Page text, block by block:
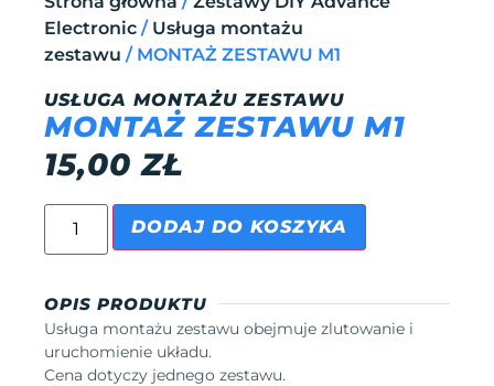
Electronic / Usługa montażu
zestawu / MONTAŻ ZESTAWU M1
USŁUGA MONTAŻU ZESTAWU
MONTAŻ ZESTAWU M1
15,00ZŁ
DODAJ DO KOSZYKA
OPIS PRODUKTU
Usługa montażu zestawu obejmuje zlutowanie i
uruchomienie układu.
Cena dotyczy jednego zestawu.